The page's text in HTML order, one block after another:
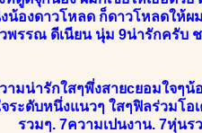
น้องดาวโหลด ก็ดาวโหลดให้ผ
วพรรณ ดีเนียน นุ่ม 9น่ารักครับ
มน่ารักใสๆพึ่งสายcยอมใจๆน้
ระดับหนึ่งแนวๆ ใสๆฟิลร่วมโอ
รวมๆ. 7ความเปนงาน. 7หุ่นร